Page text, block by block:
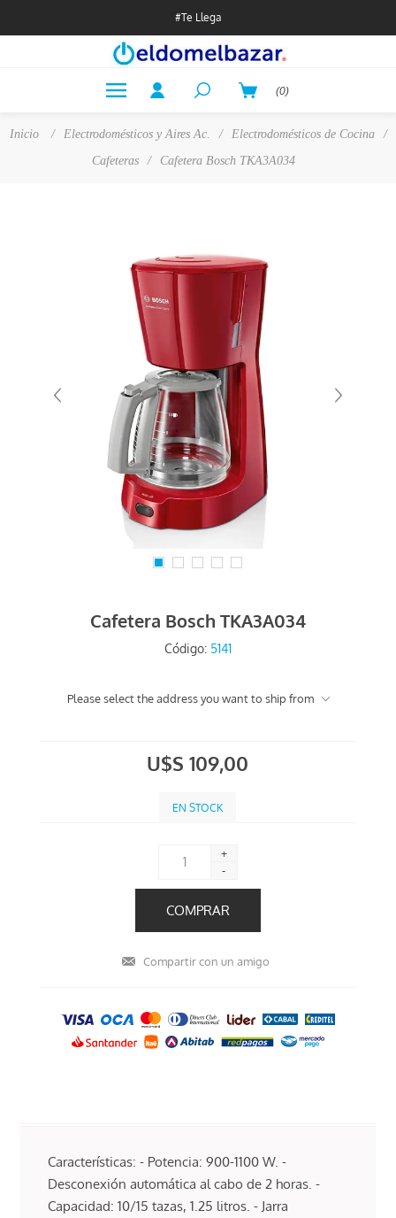
#Te Llega
(0)
Inicio / Electrodomésticos y Aires Ac. / Electrodomésticos de Cocina
/
Cafeteras
/ Cafetera Bosch TKA3A034
Cafetera Bosch TKA3A034
Código: 5141
Please select the address you want to ship from
U$S 109,00
EN STOCK
+
-
Características: - Potencia: 900-1100 W. -
Desconexión automática al cabo de 2 horas. -
Capacidad: 10/15 tazas, 1.25 litros. - Jarra